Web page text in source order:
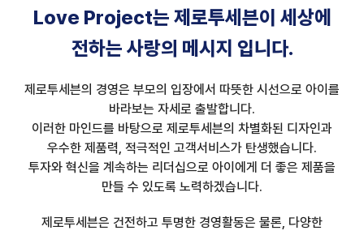
Love Project는 제로투세븐이 세상에
전하는 사랑의 메시지 입니다.
제로투세븐의 경영은 부모의 입장에서 따뜻한 시선으로 아이를
바라보는 자세로 출발합니다.
이러한 마인드를 바탕으로 제로투세븐의 차별화된 디자인과
우수한 제품력, 적극적인 고객서비스가 탄생했습니다.
투자와 혁신을 계속하는 리더십으로 아이에게 더 좋은 제품을
만들 수 있도록 노력하겠습니다.
제로투세븐은 건전하고 투명한 경영활동은 물론, 다양한